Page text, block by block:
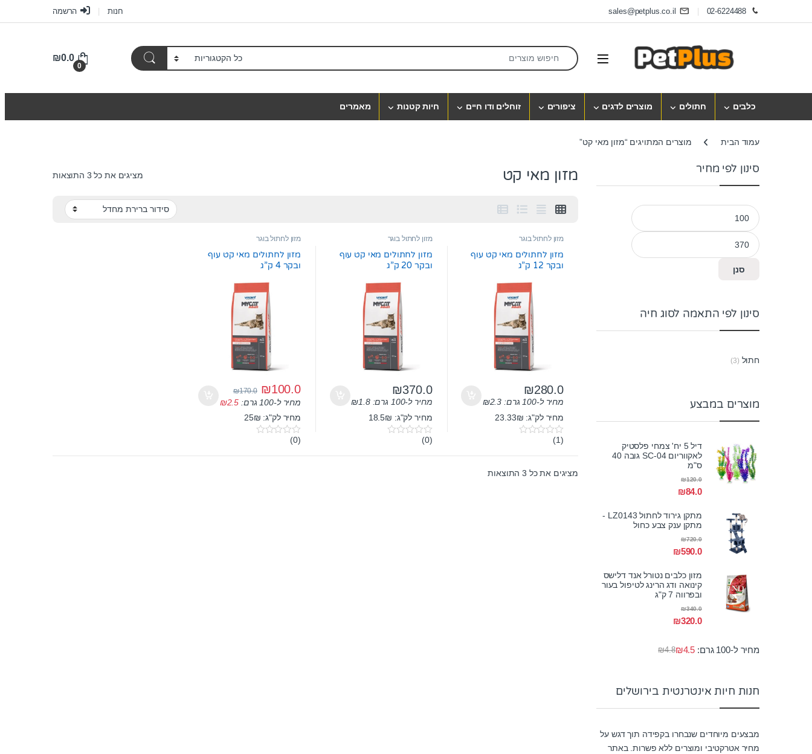
Skip to navigation
02-6224488
sales@petplus.co.il חנות הרשמה
Open
Search for:
0
₪0.0
כלבים חתולים מוצרים לדגים ציפורים זוחלים ודו חיים חיות קטנות מאמרים
עמוד הבית מוצרים המתויגים “מזון מאי קט”
מזון מאי קט מציגים את כל ⁦3⁩ התוצאות
מזון לחתול בוגר
מזון לחתולים מאי קט עוף
ובקר 12 ק”ג
₪280.0
מחיר ל-100 גרם: ₪2.3
מחיר לק"ג: 23.33₪
0
u
o
(1)
מזון לחתול בוגר
מזון לחתולים מאי קט עוף
ובקר 20 ק”ג
₪370.0
מחיר ל-100 גרם: ₪1.8
מחיר לק"ג: 18.5₪
0
u
(0)
מזון לחתול בוגר
מזון לחתולים מאי קט עוף
ובקר 4 ק”ג
₪100.0
₪170.0
מחיר ל-100 גרם: ₪2.5
מחיר לק"ג: 25₪
0
u
(0)
מציגים את כל ⁦3⁩ התוצאות
סינון לפי מחיר
מחיר מינימלי
מחיר מקסימלי
סנן
סינון לפי התאמה לסוג חיה
חתול (3)
מוצרים במבצע
דיל 5 יח' צמחי פלסטיק
לאקווריום SC-04 גובה 40
ס"מ
₪84.0
₪120.0
מתקן גירוד לחתול LZ0143 -
מתקן ענק צבע כחול
₪590.0
₪720.0
מזון כלבים נטורל אנד דלישס
קינואה ודג הרינג לטיפול בעור
ובפרווה 7 ק"ג
₪320.0
₪340.0
מחיר ל-100 גרם: ₪4.8₪4.5
חנות חיות אינטרנטית בירושלים
מבצעים מיוחדים שנבחרו בקפידה תוך דגש על
מחיר אטרקטיבי ומוצרים ללא פשרות. באתר